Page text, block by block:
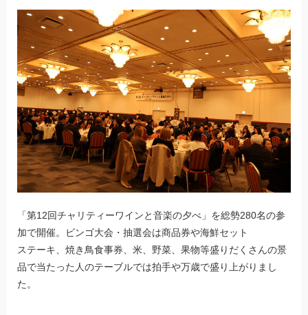
「第12回チャリティーワインと音楽の夕べ」を総勢280名の参
加で開催。ビンゴ大会・抽選会は商品券や海鮮セット
ステーキ、焼き鳥食事券、米、野菜、果物等盛りだくさんの景
品で当たった人のテーブルでは拍手や万歳で盛り上がりまし
た。